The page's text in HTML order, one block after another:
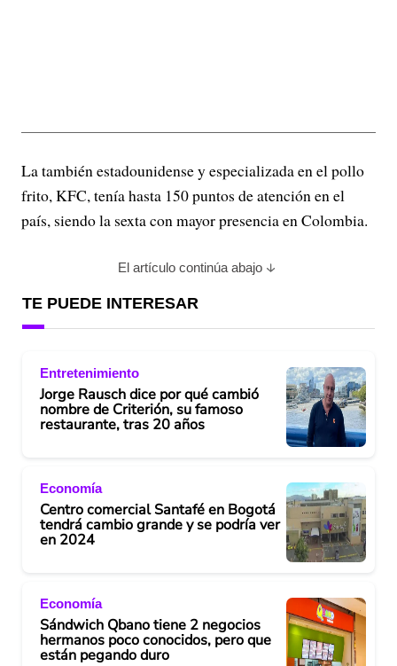
La también estadounidense y especializada en el pollo
frito, KFC, tenía hasta 150 puntos de atención en el
país, siendo la sexta con mayor presencia en Colombia.
El artículo continúa abajo
TE PUEDE INTERESAR
Entretenimiento
Jorge Rausch dice por qué cambió
nombre de Criterión, su famoso
restaurante, tras 20 años
Economía
Centro comercial Santafé en Bogotá
tendrá cambio grande y se podría ver
en 2024
Economía
Sándwich Qbano tiene 2 negocios
hermanos poco conocidos, pero que
están pegando duro